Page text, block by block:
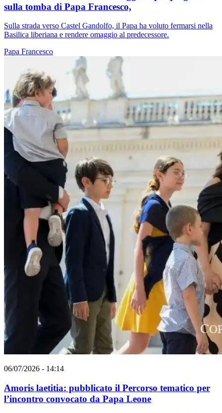
sulla tomba di Papa Francesco,
Sulla strada verso Castel Gandolfo, il Papa ha voluto fermarsi nella
Basilica liberiana e rendere omaggio al predecessore.
Papa Francesco
06/07/2026 - 14:14
Amoris laetitia: pubblicato il Percorso tematico per
l’incontro convocato da Papa Leone